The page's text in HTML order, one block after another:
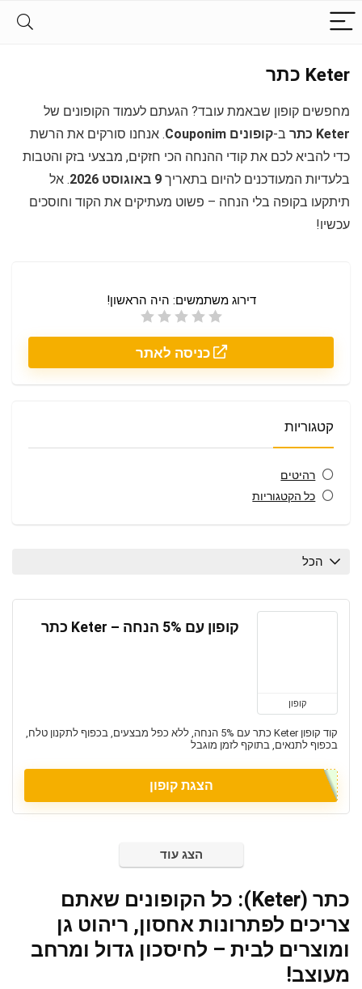
Keter כתר
מחפשים קופון שבאמת עובד? הגעתם לעמוד הקופונים של
Keter כתר
ב-קופונים Couponim
. אנחנו סורקים את הרשת
כדי להביא לכם את קודי ההנחה הכי חזקים, מבצעי בזק והטבות
בלעדיות המעודכנים להיום בתאריך 9 באוגוסט 2026
. אל
תיתקעו בקופה בלי הנחה – פשוט מעתיקים את הקוד וחוסכים
עכשיו!
דירוג משתמשים: היה הראשון!
כניסה לאתר
קטגוריות
רהיטים
כל הקטגוריות
הכל
קופון
קופון עם 5% הנחה – Keter כתר
קוד קופון Keter כתר עם 5% הנחה, ללא כפל מבצעים, בכפוף לתקנון טלח,
בכפוף לתנאים, בתוקף לזמן מוגבל
הצגת קופון
הצג עוד
כתר (Keter): כל הקופונים שאתם
צריכים לפתרונות אחסון, ריהוט גן
ומוצרים לבית – לחיסכון גדול ומרחב
מעוצב!